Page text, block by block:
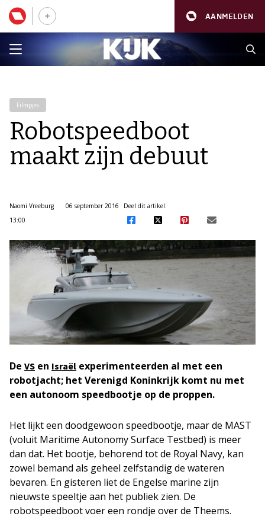
AANMELDEN
Filmpjes
Robotspeedboot
maakt zijn debuut
Naomi Vreeburg
06 september 2016
13:00
Deel dit artikel:
De VS en Israël experimenteerden al met een
robotjacht; het Verenigd Koninkrijk komt nu met
een autonoom speedbootje op de proppen.
Het lijkt een doodgewoon speedbootje, maar de MAST
(voluit Maritime Autonomy Surface Testbed) is meer
dan dat. Het bootje, behorend tot de Royal Navy, kan
zowel bemand als geheel zelfstandig de wateren
bevaren. En gisteren liet de Engelse marine zijn
nieuwste speeltje aan het publiek zien. De
robotspeedboot voer een rondje over de Theems.